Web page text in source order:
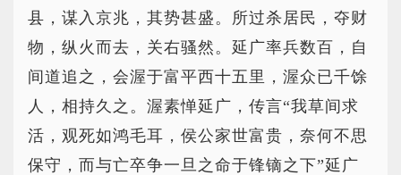
县，谋入京兆，其势甚盛。所过杀居民，夺财
物，纵火而去，关右骚然。延广率兵数百，自
间道追之，会渥于富平西十五里，渥众已千馀
人，相持久之。渥素惮延广，传言“我草间求
活，观死如鸿毛耳，侯公家世富贵，奈何不思
保守，而与亡卒争一旦之命于锋镝之下”延广